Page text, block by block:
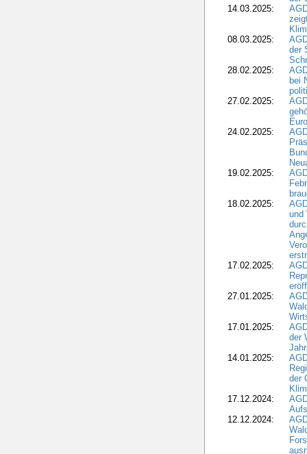
14.03.2025:
08.03.2025:
der
28.02.2025:
bei
27.02.2025:
24.02.2025:
19.02.2025:
18.02.2025:
und
17.02.2025:
27.01.2025:
17.01.2025:
der
14.01.2025:
der
17.12.2024:
12.12.2024: